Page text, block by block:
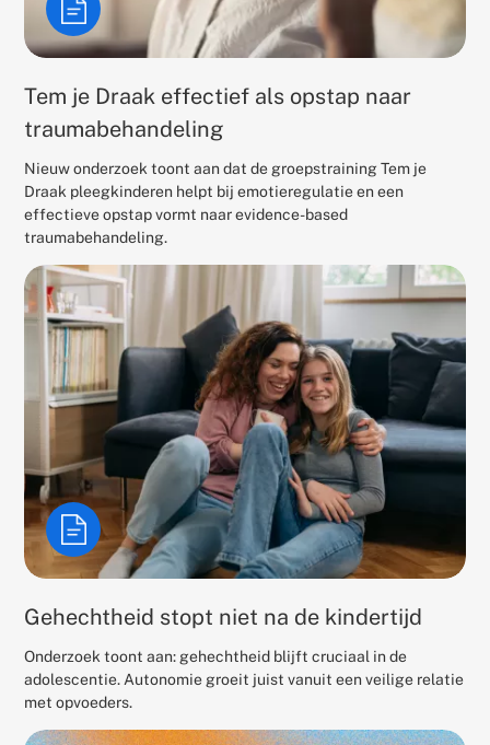
Tem je Draak effectief als opstap naar
traumabehandeling
Nieuw onderzoek toont aan dat de groepstraining Tem je
Draak pleegkinderen helpt bij emotieregulatie en een
effectieve opstap vormt naar evidence-based
traumabehandeling.
Gehechtheid stopt niet na de kindertijd
Onderzoek toont aan: gehechtheid blijft cruciaal in de
adolescentie. Autonomie groeit juist vanuit een veilige relatie
met opvoeders.